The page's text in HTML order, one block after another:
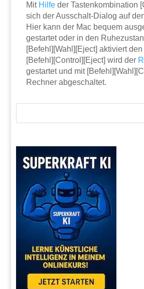
Mit Hilfe der Tastenkombination
sich der Ausschalt-Dialog auf
Hier kann der Mac bequem
gestartet oder in den
[Befehl][Wahl][Eject] aktiviert
[Befehl][Control][Eject] wird der
gestartet und mit
Rechner abgeschaltet.